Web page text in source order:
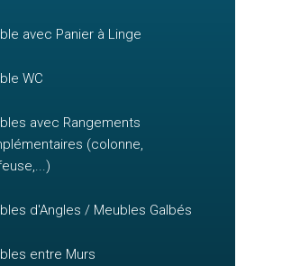
avec Panier à Linge
WC
avec Rangements
(colonne,
d'Angles / Meubles Galbés
entre Murs